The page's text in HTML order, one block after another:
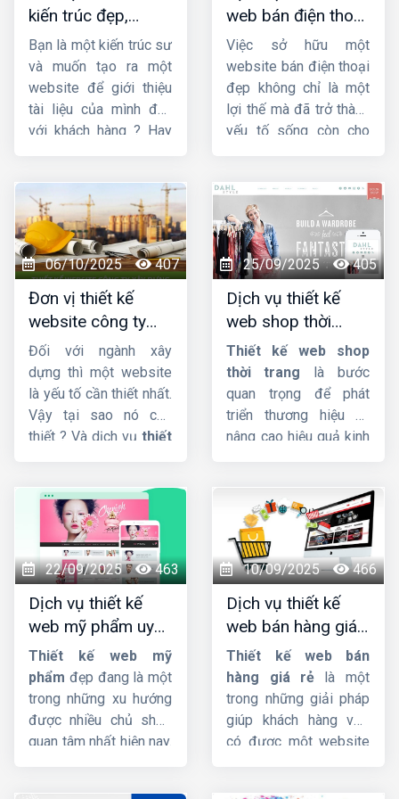
quý khách về chất
lượng dịch vụ.
kiến trúc đẹp,
chuyên nghiệp,
chuẩn SEO
Bạn là một kiến trúc sư
và muốn tạo ra một
website để giới thiệu
tài liệu của mình đến
với khách hàng ? Hay
web kiến trúc
chuyên
nghiệp, uy tín ? Vậy thì
hãy theo dõi ngay bài
viết này củaCông ty
HIG.
web bán điện thoại
chuyên nghiệp giúp
tăng doanh số
Việc sở hữu một
website bán điện thoại
đẹp không chỉ là một
lợi thế mà đã trở thành
yếu tố sống còn cho
chuỗi bán lẻ lớn. Một
thiết kế web bán điện
thoạichuyên nghiệp,
ấn tượng và tối ưu hóa
trải nghiệm người dùng
sẽ là cầu nối vững
chắc giữa thương hiệu
của bạn và khách hàng
tiềm năng, giúp bạn
bứt phá doanh số và
khẳng định vị thế trên
thị trường.
06/10/2025 407
Đơn vị thiết kế
website công ty
xây dựng chuyên
nghiệp, chuẩn SEO
Đối với ngành xây
dựng thì một website
là yếu tố cần thiết nhất.
Vậy tại sao nó cần
thiết ? Và dịch vụ thiết
đẳng cấp, tích hợp sẵn
Responsive, cấu trúc
code chuẩn SEO hỗ trợ
lên Top Google nhanh
chóng quan trọng như
thế nào đối với trang
web ?
25/09/2025 405
Dịch vụ thiết kế
web shop thời
trang đẹp, ấn
tượng, chuyên
nghiệp
Thiết kế web shop
thời trang là bước
quan trọng để phát
triển thương hiệu và
nâng cao hiệu quả kinh
cấp dịch vụ
thiet ke
web shop thoi trang
uy tín, chuyên nghiệp,
giao diện đẹp, đảm
bảo chất lượng với giá
rẻ. Hãy liên hệ với đội
ngũ nhân viên tư vấn
củaHIG chúng tôi.
22/09/2025 463
Dịch vụ thiết kế
web mỹ phẩm uy
tín, chuyên nghiệp,
chuẩn SEO
Thiết kế web mỹ
phẩm đẹp đang là một
trong những xu hướng
được nhiều chủ shop
quan tâm nhất hiện nay.
10/09/2025 466
Dịch vụ thiết kế
web bán hàng giá
rẻ, đẹp, chuyên
nghiệp
Thiết kế web bán
hàng giá rẻ là một
trong những giải pháp
giúp khách hàng vừa
có được một website